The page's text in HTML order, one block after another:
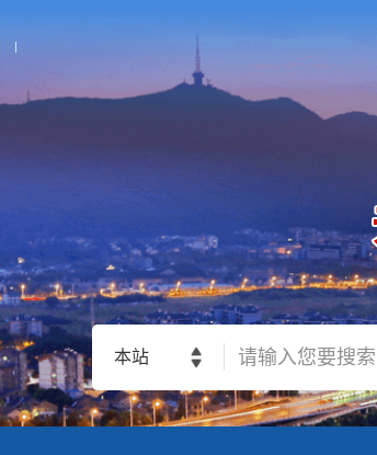
本站